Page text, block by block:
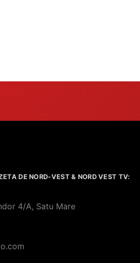
DE NORD-VEST & NORD VEST TV:
4/A, Satu Mare